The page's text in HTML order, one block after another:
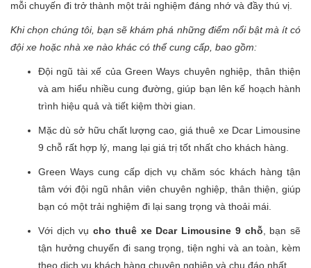
mỗi chuyến đi trở thành một trải nghiệm đáng nhớ và đầy thú vị.
Khi chọn chúng tôi, bạn sẽ khám phá những điểm nổi bật mà ít có
đội xe hoặc nhà xe nào khác có thể cung cấp, bao gồm:
Đội ngũ tài xế của Green Ways chuyên nghiệp, thân thiện
và am hiểu nhiều cung đường, giúp bạn lên kế hoạch hành
trình hiệu quả và tiết kiệm thời gian.
Mặc dù sở hữu chất lượng cao, giá thuê xe Dcar Limousine
9 chỗ rất hợp lý, mang lại giá trị tốt nhất cho khách hàng.
Green Ways cung cấp dịch vụ chăm sóc khách hàng tận
tâm với đội ngũ nhân viên chuyên nghiệp, thân thiện, giúp
bạn có một trải nghiệm đi lại sang trọng và thoải mái.
Với dịch vụcho thuê xe Dcar Limousine 9 chỗ , bạn sẽ
tận hưởng chuyến đi sang trọng, tiện nghi và an toàn, kèm
theo dịch vụ khách hàng chuyên nghiệp và chu đáo nhất.